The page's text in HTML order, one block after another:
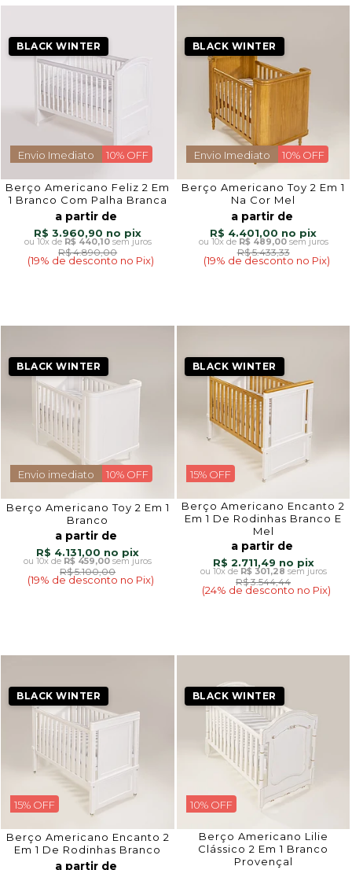
Envio Imediato 10% OFF
BLACK WINTER
Berço Americano Feliz 2 Em
1 Branco Com Palha Branca
a partir de
R$ 3.960,90
10x de R$ 440,10sem juros
R$ 4.890,00
(19% de desconto no Pix)
Envio Imediato 10% OFF
BLACK WINTER
Berço Americano Toy 2 Em 1
Na Cor Mel
a partir de
R$ 4.401,00
10x de R$ 489,00sem juros
R$ 5.433,33
(19% de desconto no Pix)
Envio imediato 10% OFF
BLACK WINTER
Berço Americano Toy 2 Em 1
Branco
a partir de
R$ 4.131,00
10x de R$ 459,00 sem juros
R$ 5.100,00
(19% de desconto no Pix)
15% OFF
BLACK WINTER
Berço Americano Encanto 2
Em 1 De Rodinhas Branco E
Mel
a partir de
R$ 2.711,49
10xde R$ 301,28 sem juros
R$ 3.544,44
(24% de desconto no Pix)
15% OFF
BLACK WINTER
Berço Americano Encanto 2
Em 1 De Rodinhas Branco
a partir de
10% OFF
BLACK WINTER
Berço Americano Lilie
Clássico 2 Em 1 Branco
Provençal